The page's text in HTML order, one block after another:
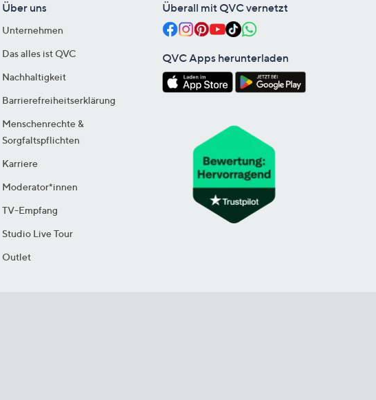
Über uns
Unternehmen
Das alles ist QVC
Nachhaltigkeit
Barrierefreiheitserklärung
Menschenrechte &
Sorgfaltspflichten
Karriere
Moderator*innen
TV-Empfang
Studio Live Tour
Outlet
Überall mit QVC vernetzt
QVC Apps herunterladen